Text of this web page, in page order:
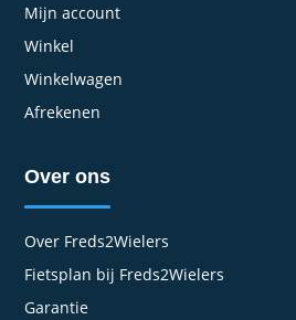
Mijn account
Winkel
Winkelwagen
Afrekenen
Over ons
Over Freds2Wielers
Fietsplan bij Freds2Wielers
Garantie